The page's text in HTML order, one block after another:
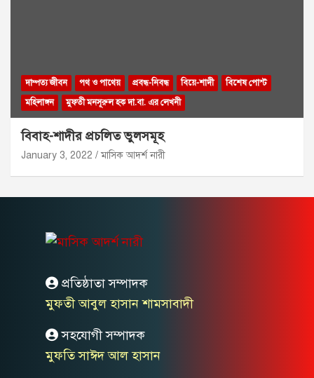
দাম্পত্য জীবন পথ ও পাথেয় প্রবন্ধ-নিবন্ধ বিয়ে-শাদী
বিশেষ পোস্ট
মহিলাঙ্গন
মুফতী মনসূরুল হক দা.বা. এর লেখনী
বিবাহ-শাদীর প্রচলিত ভুলসমূহ
January 3, 2022 মাসিক আদর্শ নারী
প্রতিষ্ঠাতা সম্পাদক
মুফতী আবুল হাসান শামসাবাদী
সহযোগী সম্পাদক
মুফতি সাঈদ আল হাসান